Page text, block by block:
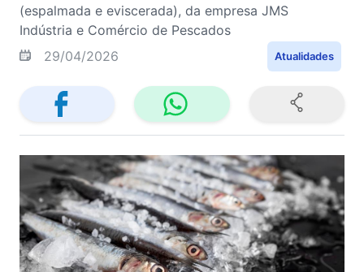
(espalmada e eviscerada), da empresa JMS
Indústria e Comércio de Pescados
29/04/2026
Atualidades